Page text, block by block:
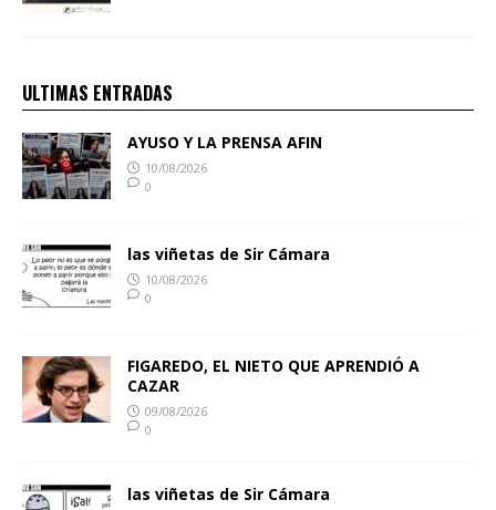
ULTIMAS ENTRADAS
AYUSO Y LA PRENSA AFIN
10/08/2026
0
las viñetas de Sir Cámara
10/08/2026
0
FIGAREDO, EL NIETO QUE APRENDIÓ A
CAZAR
09/08/2026
0
las viñetas de Sir Cámara